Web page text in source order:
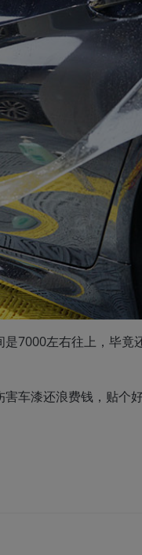
7000左右往上，毕
车漆还浪费钱，贴个